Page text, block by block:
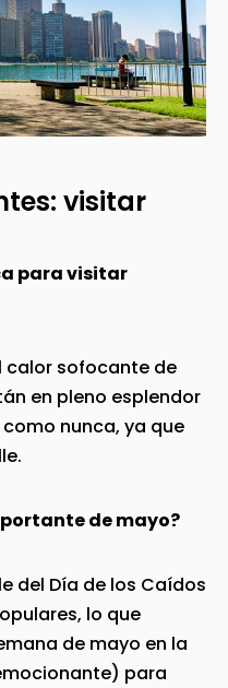
visitar
para visitar
calor sofocante de
en pleno esplendor
nunca, ya que
de mayo?
del Día de los Caídos
lo que
de mayo en la
para